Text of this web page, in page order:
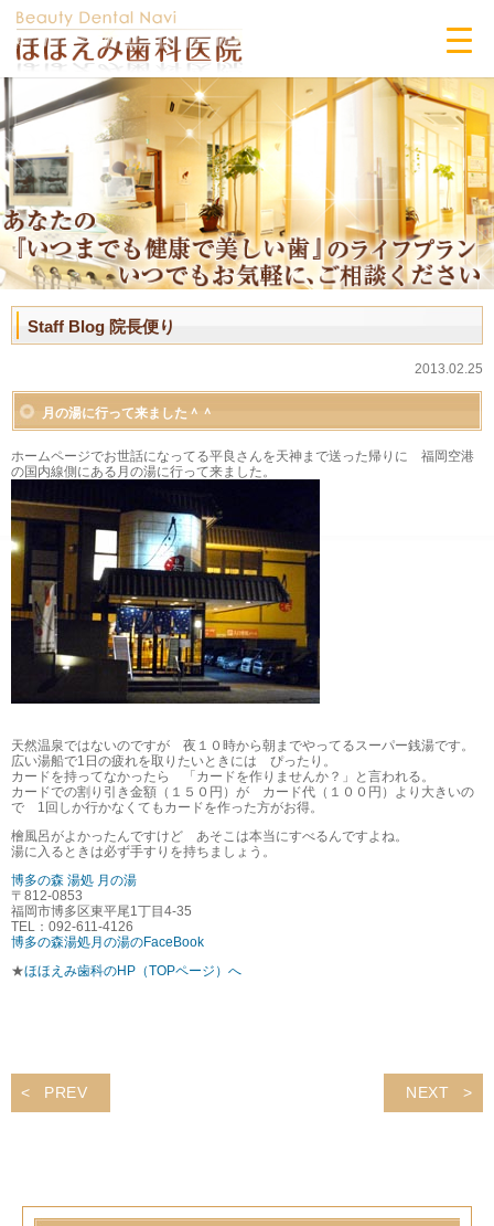
Staff Blog 院長便り
2013.02.25
月の湯に行って来ました＾＾ゞ
ホームページでお世話になってる平良さんを天神まで送った帰りに 福岡空港
の国内線側にある月の湯に行って来ました。
天然温泉ではないのですが 夜１０時から朝までやってるスーパー銭湯です。
広い湯船で1日の疲れを取りたいときには ぴったり。
カードを持ってなかったら 「カードを作りませんか？」と言われる。
カードでの割り引き金額（１５０円）が カード代（１００円）より大きいの
で 1回しか行かなくてもカードを作った方がお得。
檜風呂がよかったんですけど あそこは本当にすべるんですよね。
湯に入るときは必ず手すりを持ちましょう。
博多の森 湯処 月の湯
〒812-0853
福岡市博多区東平尾1丁目4-35
TEL：092-611-4126
博多の森湯処月の湯のFaceBook
★ほほえみ歯科のHP（TOPページ）へ
PREV NEXT